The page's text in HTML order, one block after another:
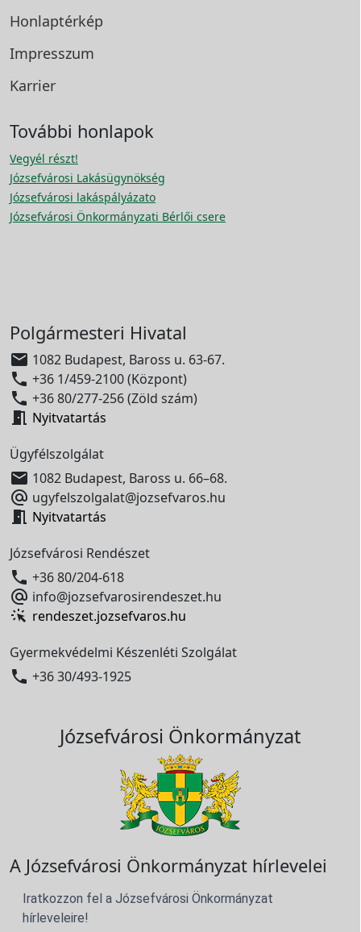
Honlaptérkép
Impresszum
Karrier
További honlapok
Vegyél részt!
Józsefvárosi Lakásügynökség
Józsefvárosi lakáspályázato
Józsefvárosi Önkormányzati Bérlői csere
Polgármesteri Hivatal
 1082 Budapest, Baross u. 63-67.
 +36 1/459-2100 (Központ)
 +36 80/277-256 (Zöld szám)
 Nyitvatartás
Ügyfélszolgálat
 1082 Budapest, Baross u. 66–68.
 ugyfelszolgalat@jozsefvaros.hu
 Nyitvatartás
Józsefvárosi Rendészet
 +36 80/204-618
 info@jozsefvarosirendeszet.hu
rendeszet.jozsefvaros.hu
Gyermekvédelmi Készenléti Szolgálat
 +36 30/493-1925
Józsefvárosi Önkormányzat
A Józsefvárosi Önkormányzat hírlevelei
Iratkozzon fel a Józsefvárosi Önkormányzat
hírleveleire!